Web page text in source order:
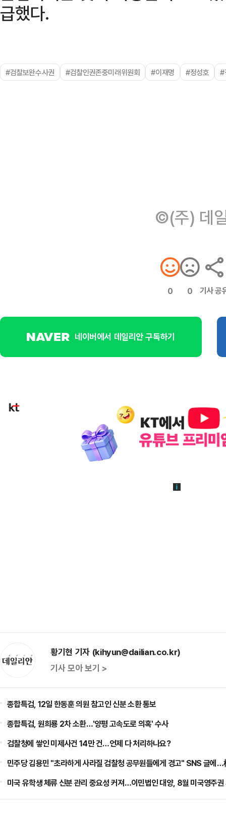
급했다.
#검찰보완수사권 #검찰인권존중미래위원회 #이재명 #정성호 #
©(주) 데
0 0 기사 공
네이버에서 데일리안 구독하기
황기현 기자 (kihyun@dailian.co.kr)
기사 모아 보기 >
종합특검, 12일 한동훈 의원 참고인 신분 소환 통보
종합특검, 원희룡 2차 소환…'양평 고속도로 의혹' 수사
검찰청에 쌓인 미제사건 14만 건…언제 다 처리하나요?
민주당 김용민 "초라하게 사라질 검찰청 공무원들에게 경고" SNS 글에
미국 유학생 체류 신분 관리 중요성 커져…이민법인 대양, 8월 미국영주권